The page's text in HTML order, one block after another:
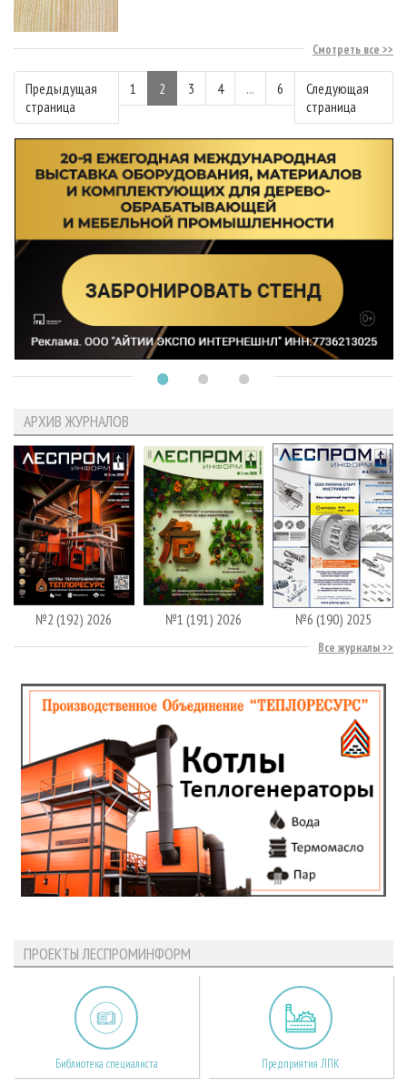
Смотреть все
Предыдущая
страница
1 2 3 4 ... 6
Следующая
страница
АРХИВ ЖУРНАЛОВ
№2 (192) 2026 №1 (191) 2026 №6 (190) 2025
Все журналы
ПРОЕКТЫ ЛЕСПРОМИНФОРМ
Библиотека специалиста Предприятия ЛПК